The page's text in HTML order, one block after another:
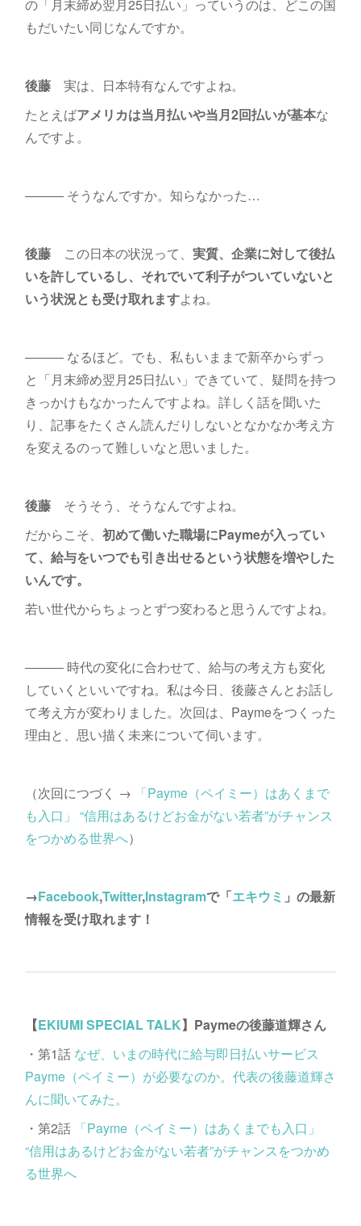
の「月末締め翌月25日払い」っていうのは、どこの国
もだいたい同じなんですか。
後藤実は、日本特有なんですよね。
たとえばアメリカは当月払いや当月2回払いが基本な
んですよ。
――― そうなんですか。知らなかった…
後藤この日本の状況って、 実質、企業に対して後払
いを許しているし、それでいて利子がついていないと
いう状況とも受け取れますよね。
――― なるほど。でも、私もいままで新卒からずっ
と「月末締め翌月25日払い」できていて、疑問を持つ
きっかけもなかったんですよね。詳しく話を聞いた
り、記事をたくさん読んだりしないとなかなか考え方
を変えるのって難しいなと思いました。
後藤そうそう、そうなんですよね。
だからこそ、 初めて働いた職場にPaymeが入ってい
て、給与をいつでも引き出せるという状態を増やした
いんです。
若い世代からちょっとずつ変わると思うんですよね。
――― 時代の変化に合わせて、給与の考え方も変化
していくといいですね。私は今日、後藤さんとお話し
て考え方が変わりました。次回は、Paymeをつくった
理由と、思い描く未来について伺います。
（次回につづく →
「Payme（ペイミー）はあくまで
も入口」 “信用はあるけどお金がない若者”がチャンス
をつかめる世界へ）
→Facebook,Twitter,Instagramで「エキウミ 」の最新
情報を受け取れます！
【EKIUMI SPECIAL TALK】Paymeの後藤道輝さん
・第1話 なぜ、いまの時代に給与即日払いサービス
Payme（ペイミー）が必要なのか。代表の後藤道輝さ
んに聞いてみた。
・第2話 「Payme（ペイミー）はあくまでも入口」
“信用はあるけどお金がない若者”がチャンスをつかめ
る世界へ